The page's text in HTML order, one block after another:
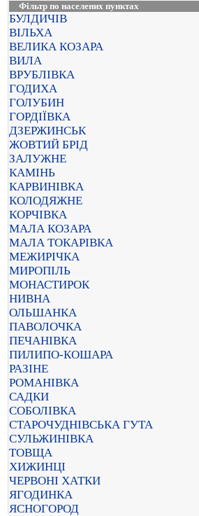
Фільтр по населених пунктах
БУЛДИЧІВ
ВІЛЬХА
ВЕЛИКА КОЗАРА
ВИЛА
ВРУБЛІВКА
ГОДИХА
ГОЛУБИН
ГОРДІЇВКА
ДЗЕРЖИНСЬК
ЖОВТИЙ БРІД
ЗАЛУЖНЕ
КАМІНЬ
КАРВИНІВКА
КОЛОДЯЖНЕ
КОРЧІВКА
МАЛА КОЗАРА
МАЛА ТОКАРІВКА
МЕЖИРІЧКА
МИРОПІЛЬ
МОНАСТИРОК
НИВНА
ОЛЬШАНКА
ПАВОЛОЧКА
ПЕЧАНІВКА
ПИЛИПО-КОШАРА
РАЗІНЕ
РОМАНІВКА
САДКИ
СОБОЛІВКА
СТАРОЧУДНІВСЬКА ГУТА
СУЛЬЖИНІВКА
ТОВЩА
ХИЖИНЦІ
ЧЕРВОНІ ХАТКИ
ЯГОДИНКА
ЯСНОГОРОД